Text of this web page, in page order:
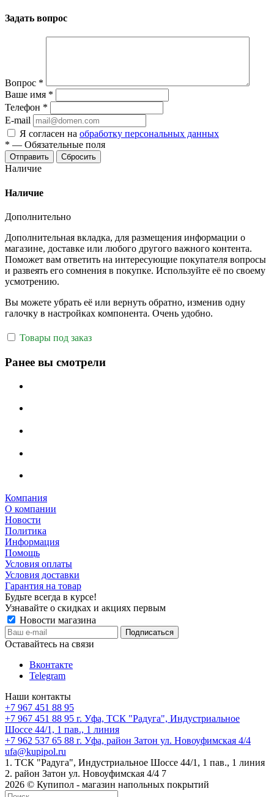
Задать вопрос
Вопрос *
Ваше имя *
Телефон *
E-mail
Я согласен на обработку персональных данных
* — Обязательные поля
Отправить Сбросить
Наличие
Наличие
Дополнительно
Дополнительная вкладка, для размещения информации о
магазине, доставке или любого другого важного контента.
Поможет вам ответить на интересующие покупателя вопросы
и развеять его сомнения в покупке. Используйте её по своему
усмотрению.
Вы можете убрать её или вернуть обратно, изменив одну
галочку в настройках компонента. Очень удобно.
Товары под заказ
Ранее вы смотрели
Компания
О компании
Новости
Политика
Информация
Помощь
Условия оплаты
Условия доставки
Гарантия на товар
Будьте всегда в курсе!
Узнавайте о скидках и акциях первым
Новости магазина
Оставайтесь на связи
Вконтакте
Telegram
Наши контакты
+7 967 451 88 95
+7 967 451 88 95 г. Уфа, ТСК "Радуга", Индустриальное
Шоссе 44/1, 1 пав., 1 линия
+7 962 537 65 88 г. Уфа, район Затон ул. Новоуфимская 4/4
ufa@kupipol.ru
1. ТСК "Радуга", Индустриальное Шоссе 44/1, 1 пав., 1 линия
2. район Затон ул. Новоуфимская 4/4 7
2026 © Купипол - магазин напольных покрытий